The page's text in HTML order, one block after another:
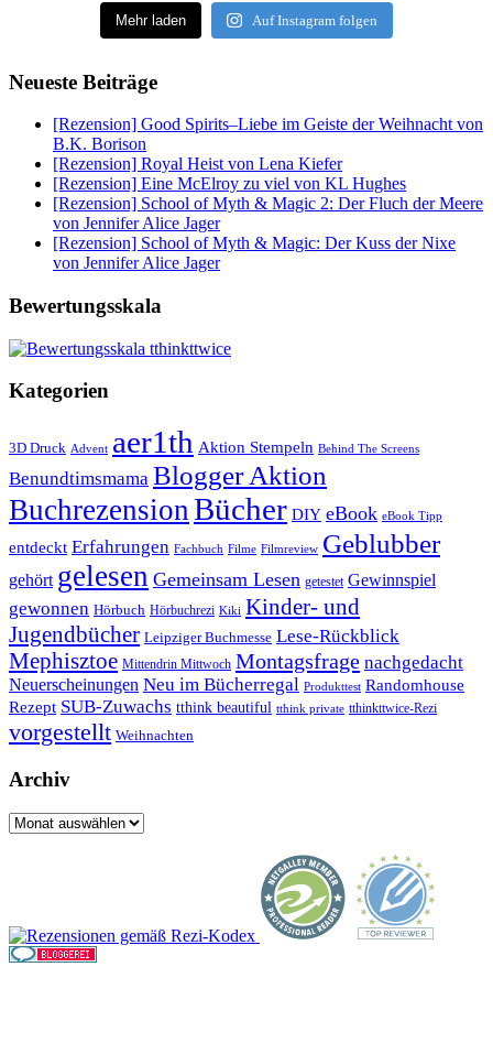
Mehr laden Auf Instagram folgen
Neueste Beiträge
[Rezension] Good Spirits–Liebe im Geiste der Weihnacht von
B.K. Borison
[Rezension] Royal Heist von Lena Kiefer
[Rezension] Eine McElroy zu viel von KL Hughes
[Rezension] School of Myth & Magic 2: Der Fluch der Meere
von Jennifer Alice Jager
[Rezension] School of Myth & Magic: Der Kuss der Nixe
von Jennifer Alice Jager
Bewertungsskala
Kategorien
3D Druck Advent aer1th Aktion Stempeln Behind The Screens
Benundtimsmama Blogger Aktion
BuchrezensionBücher DIY eBook eBook Tipp
entdeckt Erfahrungen Fachbuch Filme Filmreview Geblubber
gehört gelesen Gemeinsam Lesen getestet Gewinnspiel
gewonnen Hörbuch Hörbuchrezi Kiki Kinder- und
Jugendbücher Leipziger Buchmesse Lese-Rückblick
Mephisztoe Mittendrin Mittwoch Montagsfrage nachgedacht
Neuerscheinungen Neu im Bücherregal Produkttest Randomhouse
Rezept SUB-Zuwachs tthink beautiful tthink private tthinkttwice-Rezi
vorgestellt Weihnachten
Archiv
Archiv